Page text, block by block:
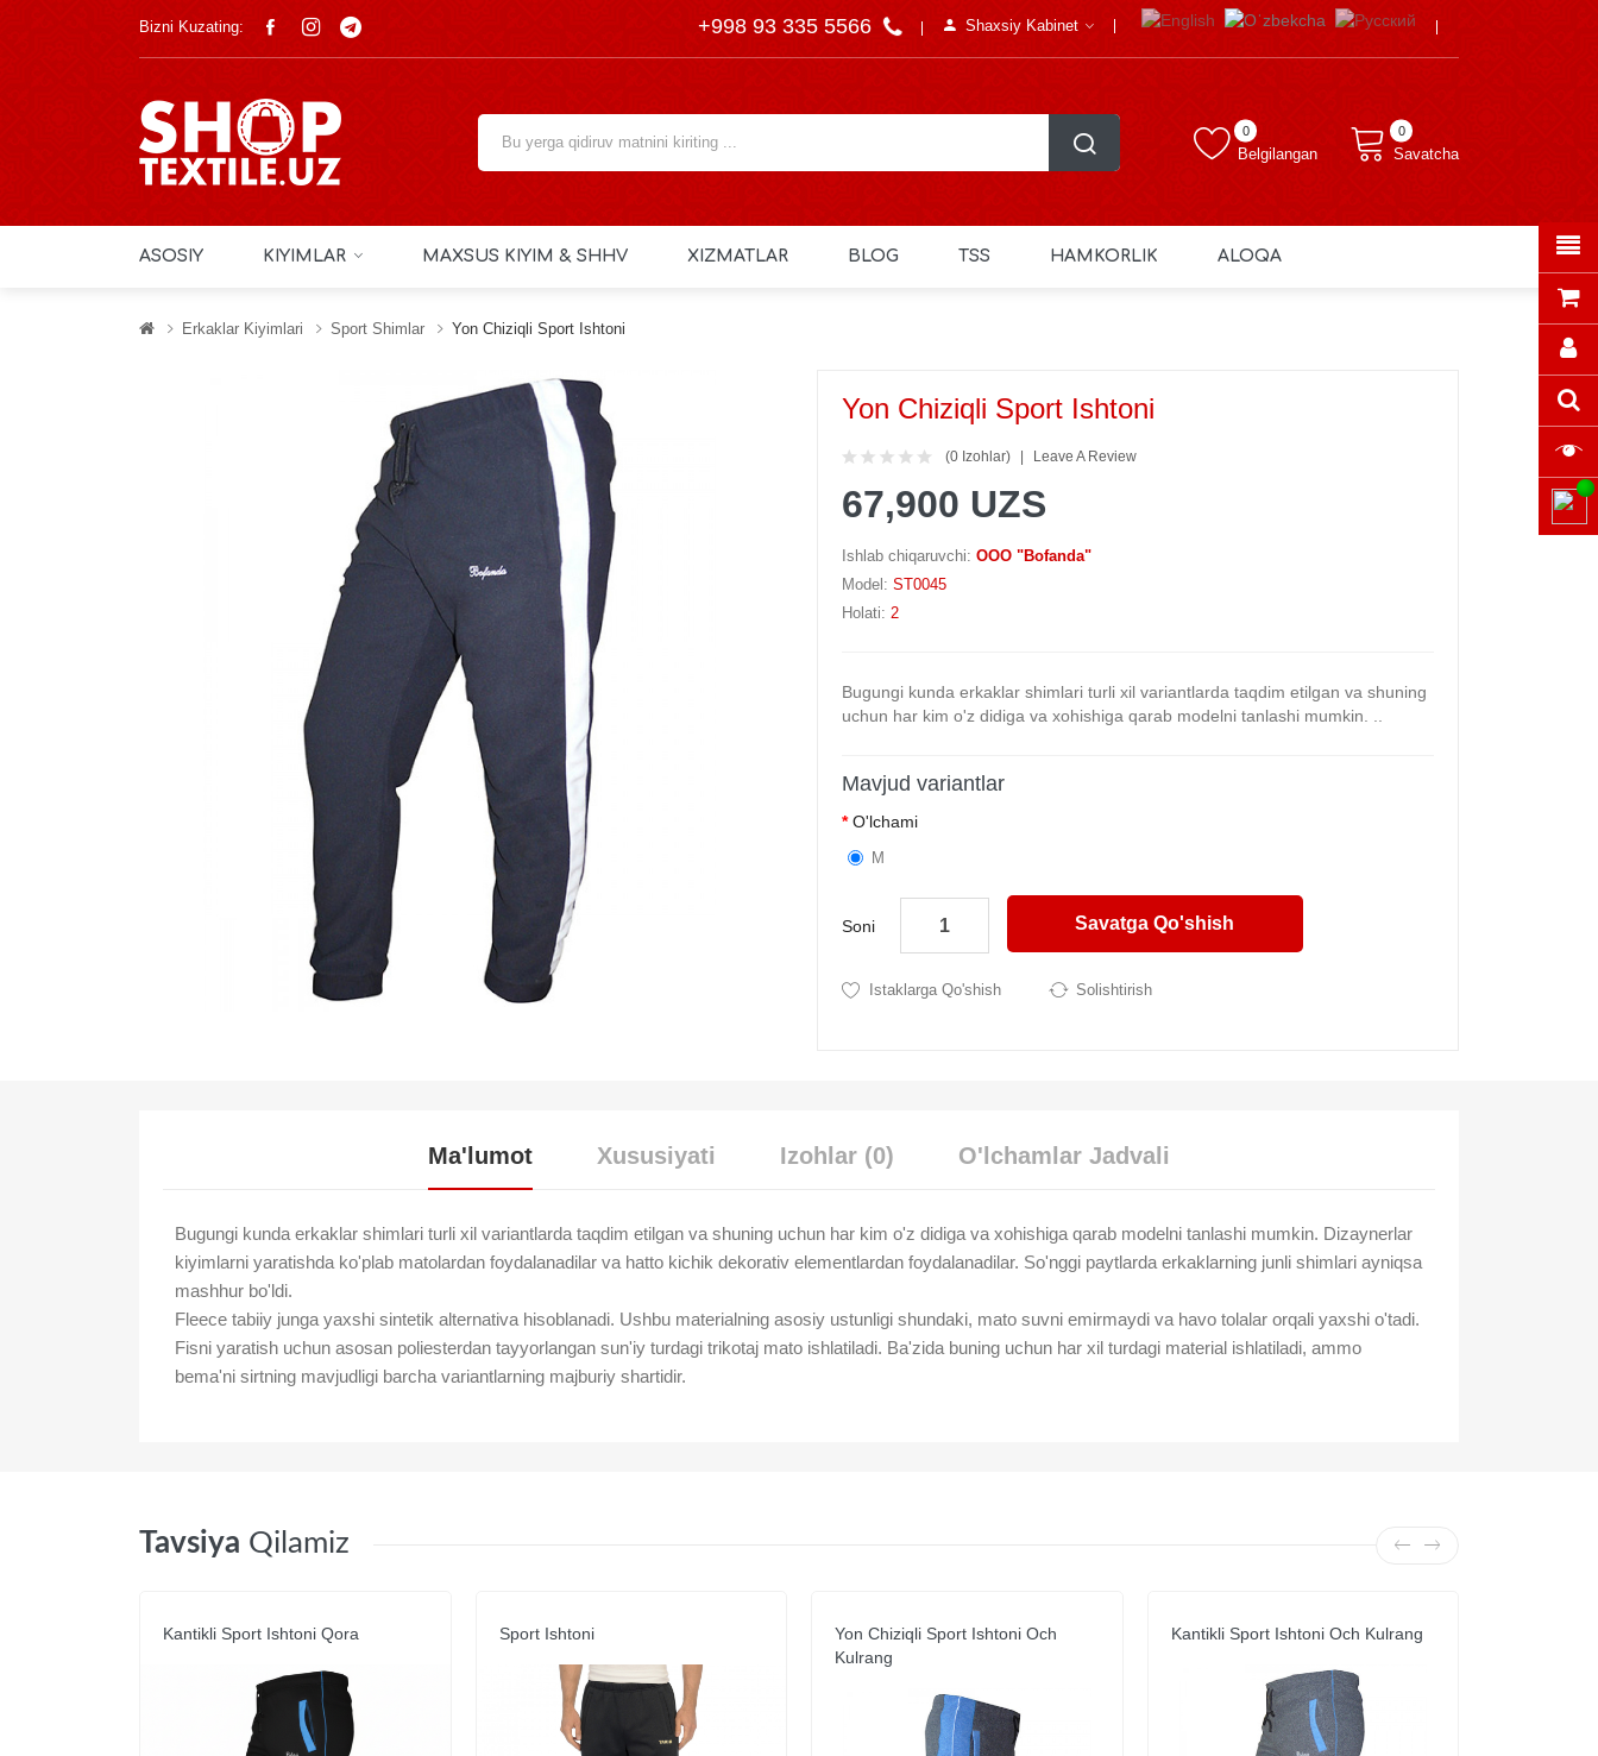
Bizni Kuzating: +998 93 335 5566 Shaxsiy Kabinet
Belgilangan
0 0
Savatcha
ASOSIY KIYIMLAR MAXSUS KIYIM & SHHV XIZMATLAR BLOG TSS HAMKORLIK ALOQA
Erkaklar Kiyimlari Sport Shimlar Yon Chiziqli Sport Ishtoni
Yon Chiziqli Sport Ishtoni
(0 Izohlar) Leave A Review
67,900 UZS
Ishlab chiqaruvchi: OOO "Bofanda"
Model: ST0045
Holati: 2
Bugungi kunda erkaklar shimlari turli xil variantlarda taqdim etilgan va shuning
uchun har kim o'z didiga va xohishiga qarab modelni tanlashi mumkin. ..
Mavjud variantlar
O'lchami
M
Soni Savatga Qo'shish
Istaklarga Qo'shish Solishtirish
Ma'lumot Xususiyati Izohlar (0) O'lchamlar Jadvali
Bugungi kunda erkaklar shimlari turli xil variantlarda taqdim etilgan va shuning uchun har kim o'z didiga va xohishiga qarab modelni tanlashi mumkin. Dizaynerlar
kiyimlarni yaratishda ko'plab matolardan foydalanadilar va hatto kichik dekorativ elementlardan foydalanadilar. So'nggi paytlarda erkaklarning junli shimlari ayniqsa
mashhur bo'ldi.
Fleece tabiiy junga yaxshi sintetik alternativa hisoblanadi. Ushbu materialning asosiy ustunligi shundaki, mato suvni emirmaydi va havo tolalar orqali yaxshi o'tadi.
Fisni yaratish uchun asosan poliesterdan tayyorlangan sun'iy turdagi trikotaj mato ishlatiladi. Ba'zida buning uchun har xil turdagi material ishlatiladi, ammo
bema'ni sirtning mavjudligi barcha variantlarning majburiy shartidir.
Tavsiya Qilamiz
Kantikli Sport Ishtoni Qora Sport Ishtoni
Yon Chiziqli Sport Ishtoni Och
Kulrang
Kantikli Sport Ishtoni Och Kulrang